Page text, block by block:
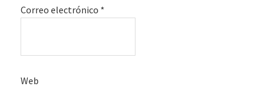
Correo electrónico *
Web